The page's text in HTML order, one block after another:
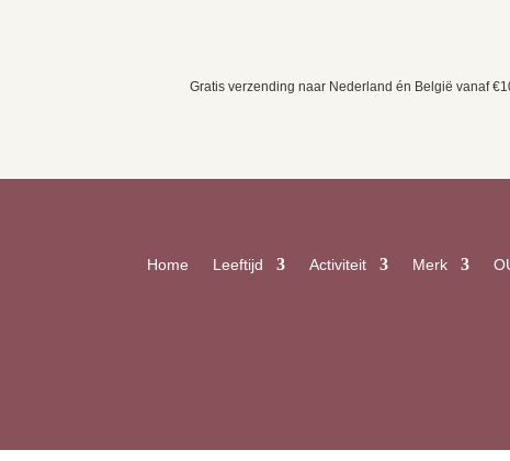
Gratis verzending naar Nederland én België vanaf
Home Leeftijd Activiteit Merk